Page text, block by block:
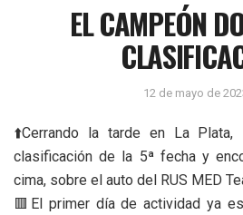
EL CAMPEÓN
12 de mayo de
⬆️Cerrando la tarde en La
clasificación de la 5ª fecha y
cima, sobre el auto del RUS MED
🟥El primer día de actividad ya